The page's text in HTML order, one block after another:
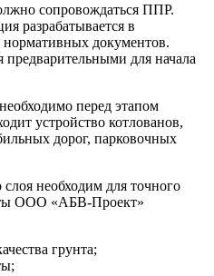
сопровождаться ППР.
разрабатывается в
нормативных документов.
предварительными для начала
перед этапом
устройство котлованов,
дорог, парковочных
необходим для точного
ООО «АБВ-Проект»
грунта;